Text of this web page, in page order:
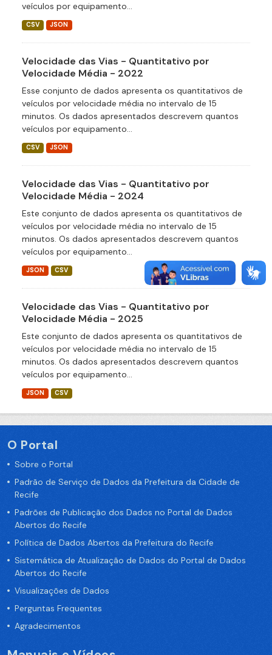
veículos por equipamento...
CSV JSON
Velocidade das Vias - Quantitativo por
Velocidade Média - 2022
Esse conjunto de dados apresenta os quantitativos de
veículos por velocidade média no intervalo de 15
minutos. Os dados apresentados descrevem quantos
veículos por equipamento...
CSV JSON
Velocidade das Vias - Quantitativo por
Velocidade Média - 2024
Este conjunto de dados apresenta os quantitativos de
veículos por velocidade média no intervalo de 15
minutos. Os dados apresentados descrevem quantos
veículos por equipamento...
JSON CSV
Velocidade das Vias - Quantitativo por
Velocidade Média - 2025
Este conjunto de dados apresenta os quantitativos de
veículos por velocidade média no intervalo de 15
minutos. Os dados apresentados descrevem quantos
veículos por equipamento...
JSON CSV
O Portal
Sobre o Portal
Padrão de Serviço de Dados da Prefeitura da Cidade de
Recife
Padrões de Publicação dos Dados no Portal de Dados
Abertos do Recife
Política de Dados Abertos da Prefeitura do Recife
Sistemática de Atualização de Dados do Portal de Dados
Abertos do Recife
Visualizações de Dados
Perguntas Frequentes
Agradecimentos